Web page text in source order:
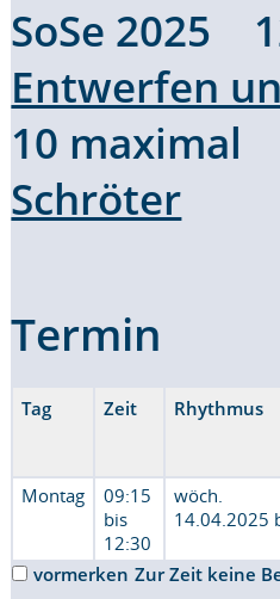
SoSe 2025
Entwerfen
10 maximal
Schröter
Termin
Tag Zeit Rhythmus
Montag
09:15
bis
12:30
wöch.
14.04.2025
vormerken Zur Zeit keine